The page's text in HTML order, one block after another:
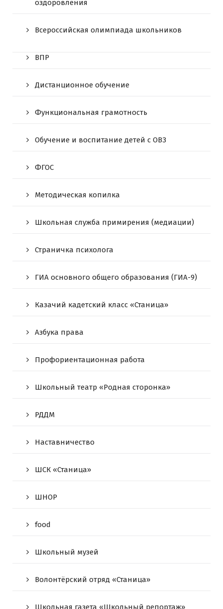
оздоровления
Всероссийская олимпиада школьников
ВПР
Дистанционное обучение
Функциональная грамотность
Обучение и воспитание детей с ОВЗ
ФГОС
Методическая копилка
Школьная служба примирения (медиации)
Страничка психолога
ГИА основного общего образования (ГИА-9)
Казачий кадетский класс «Станица»
Азбука права
Профориентационная работа
Школьный театр «Родная сторонка»
РДДМ
Наставничество
ШСК «Станица»
ШНОР
food
Школьный музей
Волонтёрский отряд «Станица»
Школьная газета «Школьный репортаж»